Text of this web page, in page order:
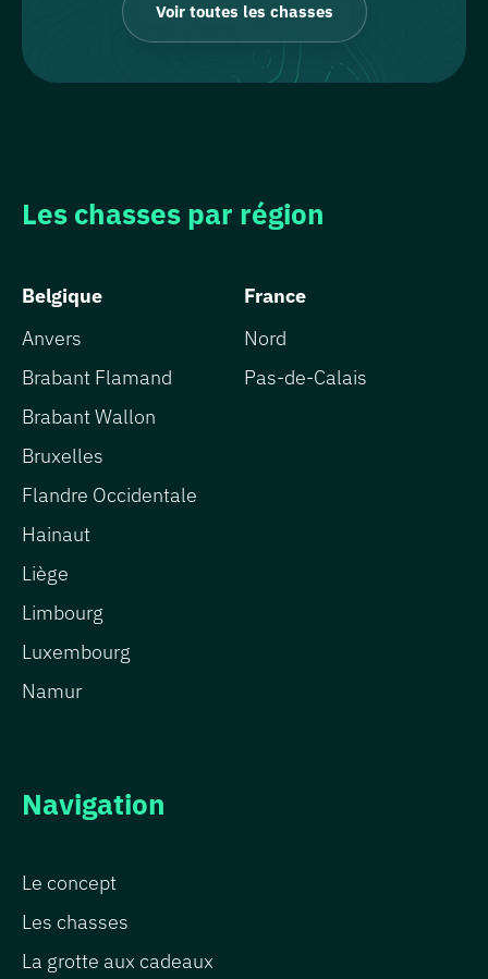
Voir toutes les chasses
Navigation
Le concept
Les chasses
La grotte aux cadeaux
Les chasses par région
Belgique
Anvers
Brabant Flamand
Brabant Wallon
Bruxelles
Flandre Occidentale
Hainaut
Liège
Limbourg
Luxembourg
Namur
France
Nord
Pas-de-Calais